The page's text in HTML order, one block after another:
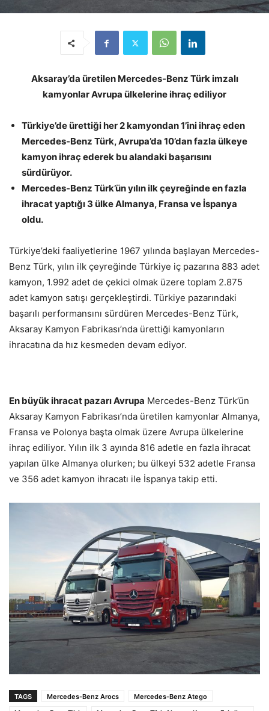
Aksaray’da üretilen Mercedes-Benz Türk imzalı
kamyonlar Avrupa ülkelerine ihraç ediliyor
Türkiye’de ürettiği her 2 kamyondan 1’ini ihraç eden
Mercedes-Benz Türk, Avrupa’da 10’dan fazla ülkeye
kamyon ihraç ederek bu alandaki başarısını
sürdürüyor.
Mercedes-Benz Türk’ün yılın ilk çeyreğinde en fazla
ihracat yaptığı 3 ülke Almanya, Fransa ve İspanya
oldu.
Türkiye’deki faaliyetlerine 1967 yılında başlayan Mercedes-
Benz Türk, yılın ilk çeyreğinde Türkiye iç pazarına 883 adet
kamyon, 1.992 adet de çekici olmak üzere toplam 2.875
adet kamyon satışı gerçekleştirdi. Türkiye pazarındaki
başarılı performansını sürdüren Mercedes-Benz Türk,
Aksaray Kamyon Fabrikası’nda ürettiği kamyonların
ihracatına da hız kesmeden devam ediyor.
En büyük ihracat pazarı Avrupa Mercedes-Benz Türk’ün
Aksaray Kamyon Fabrikası’nda üretilen kamyonlar Almanya,
Fransa ve Polonya başta olmak üzere Avrupa ülkelerine
ihraç ediliyor. Yılın ilk 3 ayında 816 adetle en fazla ihracat
yapılan ülke Almanya olurken; bu ülkeyi 532 adetle Fransa
ve 356 adet kamyon ihracatı ile İspanya takip etti.
TAGS Mercedes-Benz Arocs
Mercedes-Benz Atego